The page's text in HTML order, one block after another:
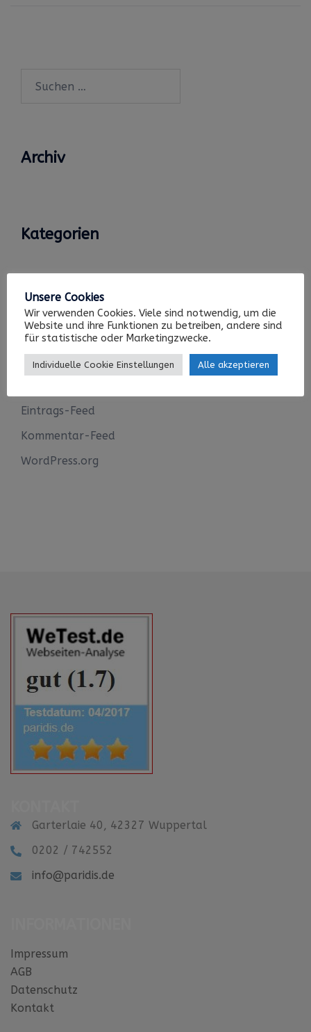
nach:
Archiv
Kategorien
Meta
Eintrags-Feed
Kommentar-Feed
WordPress.org
Garterlaie 40, 42327 Wuppertal
0202 / 742552
info@paridis.de
Impressum
AGB
Datenschutz
Kontakt
Unsere Cookies
Wir verwenden Cookies. Viele sind notwendig, um die
Website und ihre Funktionen zu betreiben, andere sind
für statistische oder Marketingzwecke.
Individuelle Cookie Einstellungen Alle akzeptieren